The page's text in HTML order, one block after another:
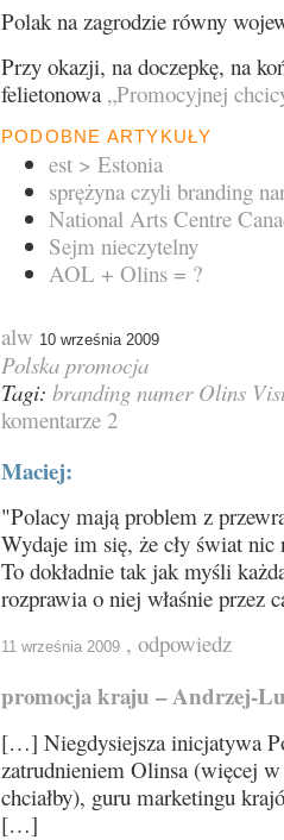
Polak na zagrodzie równy
Przy okazji, na doczepkę, na
felietonowa „Promocyjnej
PODOBNE ARTYKUŁY
est > Estonia
sprężyna czyli branding
National Arts Centre
Sejm nieczytelny
AOL + Olins = ?
alw 10 września 2009
Polska promocja
Tagi: branding numer Olins
komentarze 2
Maciej:
"Polacy mają problem z
Wydaje im się, że cły świat
To dokładnie tak jak myśli
rozprawia o niej właśnie przez
11 września 2009 , odpowiedz
promocja kraju – Andrzej-
[…] Niegdysiejsza inicjatywa
zatrudnieniem Olinsa (więcej
chciałby), guru marketingu
[…]